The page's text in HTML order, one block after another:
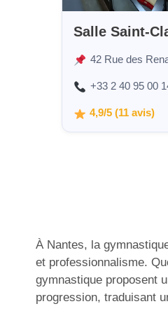
Salle Saint-
42 Rue des
+33 2 40 95 00
4,9/5 (11 avis)
À Nantes, la
et professionnalisme.
gymnastique proposent
progression, traduisant